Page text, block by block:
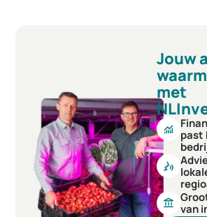
Jouw
met
monitoring past
voice_selection
account_balance van